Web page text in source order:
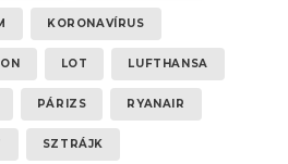
KORONAVÍRUS
LOT LUFTHANSA
PÁRIZS RYANAIR
SZTRÁJK